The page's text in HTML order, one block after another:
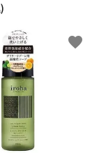
favorite